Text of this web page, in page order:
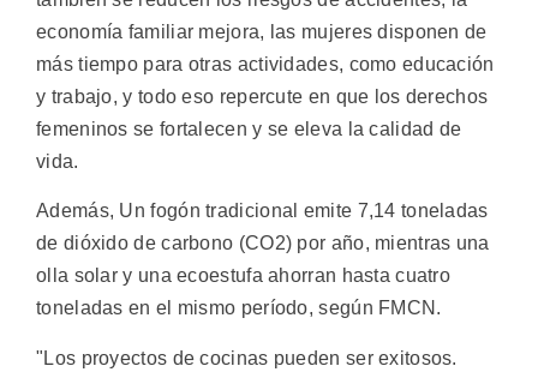
economía familiar mejora, las mujeres disponen de
más tiempo para otras actividades, como educación
y trabajo, y todo eso repercute en que los derechos
femeninos se fortalecen y se eleva la calidad de
vida.
Además, Un fogón tradicional emite 7,14 toneladas
de dióxido de carbono (CO2) por año, mientras una
olla solar y una ecoestufa ahorran hasta cuatro
toneladas en el mismo período, según FMCN.
"Los proyectos de cocinas pueden ser exitosos.